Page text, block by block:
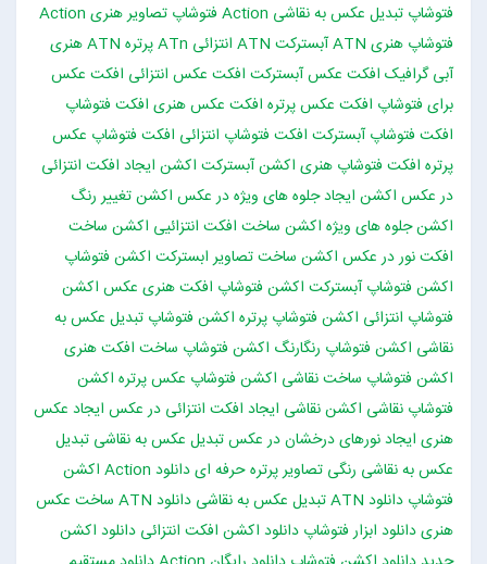
فتوشاپ تبدیل عکس به نقاشی Action فتوشاپ تصاویر هنری
Action
فتوشاپ هنری ATN آبسترکت ATN انتزائی ATn پرتره
ATN هنری
آبی گرافیک افکت عکس آبسترکت افکت عکس انتزائی افکت عکس
برای فتوشاپ افکت عکس پرتره افکت عکس هنری افکت فتوشاپ
افکت فتوشاپ آبسترکت افکت فتوشاپ انتزائی افکت فتوشاپ عکس
پرتره افکت فتوشاپ هنری اکشن آبسترکت اکشن ایجاد افکت انتزائی
در عکس اکشن ایجاد جلوه های ویژه در عکس اکشن تغییر رنگ
اکشن جلوه های ویژه اکشن ساخت افکت انتزائیی اکشن ساخت
افکت نور در عکس اکشن ساخت تصاویر ابسترکت اکشن فتوشاپ
اکشن فتوشاپ آبسترکت اکشن فتوشاپ افکت هنری عکس اکشن
فتوشاپ انتزائی اکشن فتوشاپ پرتره اکشن فتوشاپ تبدیل عکس به
نقاشی اکشن فتوشاپ رنگارنگ اکشن فتوشاپ ساخت افکت هنری
اکشن فتوشاپ ساخت نقاشی اکشن فتوشاپ عکس پرتره اکشن
فتوشاپ نقاشی اکشن نقاشی ایجاد افکت انتزائی در عکس ایجاد عکس
هنری ایجاد نورهای درخشان در عکستبدیل عکس به نقاشی تبدیل
عکس به نقاشی رنگی تصاویر پرتره حرفه ای
دانلود Action اکشن
فتوشاپ دانلود ATN تبدیل عکس به نقاشی
دانلود ATN ساخت عکس
هنریدانلود ابزار فتوشاپ دانلود اکشن افکت انتزائی دانلود اکشن